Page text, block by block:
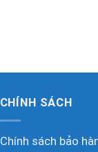
CHÍNH SÁCH
Chính sách bảo